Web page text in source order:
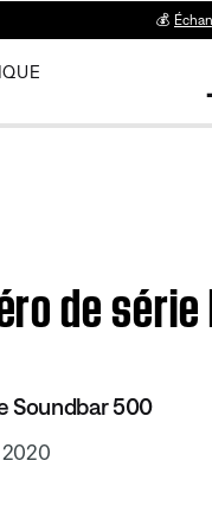
💰
de
Soundbar 500
2020